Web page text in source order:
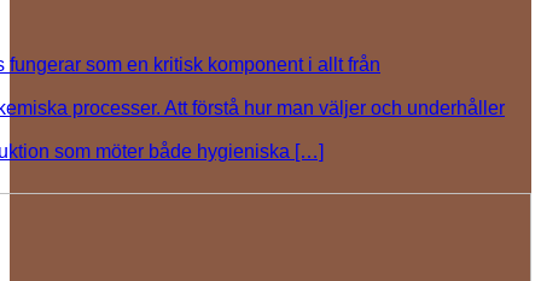
som en kritisk komponent i allt från
processer. Att förstå hur man väljer och underhåller
som möter både hygieniska […]